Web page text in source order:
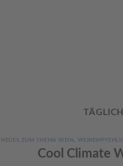
NEUES ZUM THEMA WEIN
Cool Climate